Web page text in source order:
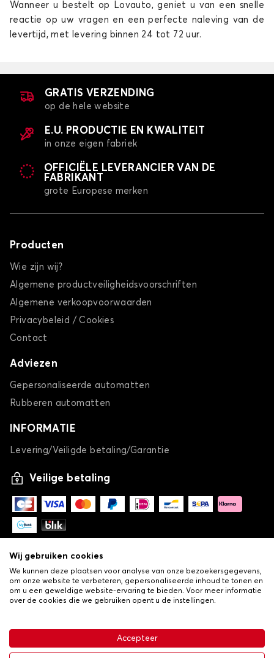
MAZDA
MERCEDES
Kofferbakmatten voor
NISSAN
OPEL
Kofferbakmatten voor
Kofferbakmatten voor
Kofferbakmatten voor
RENAULT
SAAB
Kofferbakmatten voor
Kofferbakmatten voor
Wanneer u bestelt op Lovauto, geniet u van een snelle
reactie op uw vragen en een perfecte naleving van de
levertijd, met levering binnen 24 tot 72 uur.
GRATIS VERZENDING
op de hele website
E.U. PRODUCTIE EN KWALITEIT
in onze eigen fabriek
OFFICIËLE LEVERANCIER VAN DE
FABRIKANT
grote Europese merken
Producten
Wie zijn wij?
Algemene productveiligheidsvoorschriften
Algemene verkoopvoorwaarden
Privacybeleid / Cookies
Contact
Adviezen
Gepersonaliseerde automatten
Rubberen automatten
INFORMATIE
Levering/Veiligde betaling/Garantie
Veilige betaling
Algemene verkoopvoorwaarden•Privacy- en cookiebeleid
•Livraison
Wij gebruiken cookies
We kunnen deze plaatsen voor analyse van onze bezoekersgegevens,
om onze website te verbeteren, gepersonaliseerde inhoud te tonen en
om u een geweldige website-ervaring te bieden. Voor meer informatie
over de cookies die we gebruiken opent u de instellingen.
Accepteer